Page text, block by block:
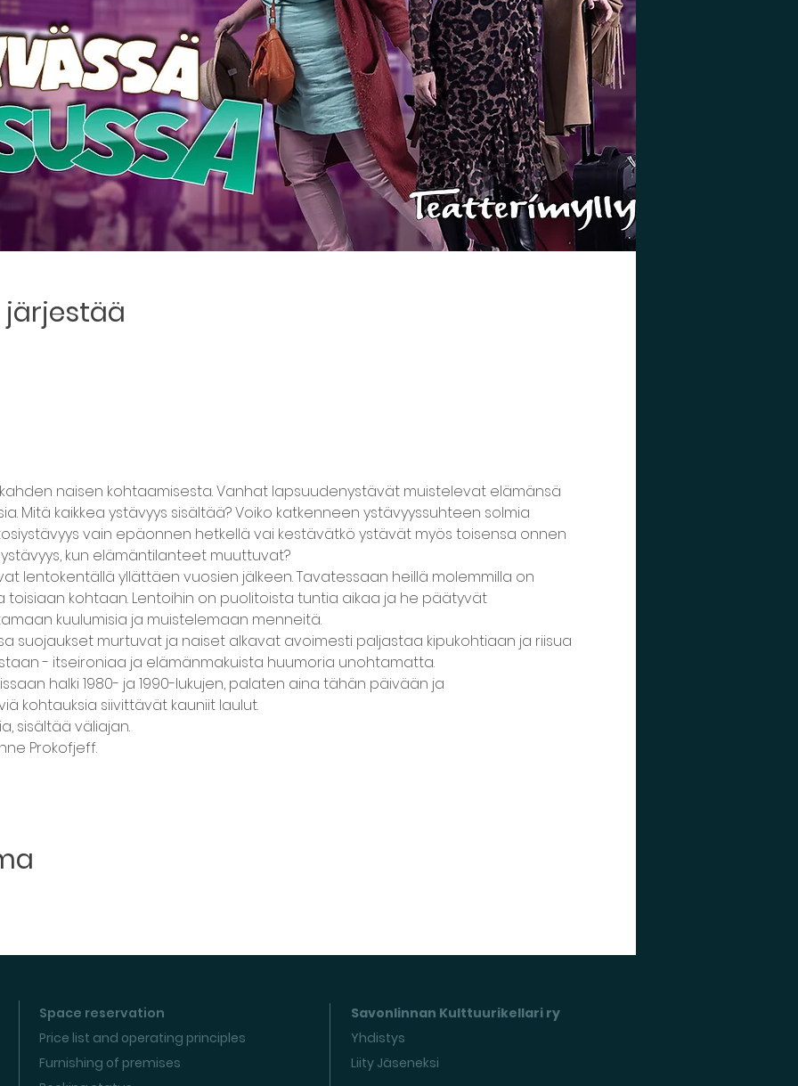
naisen kohtaamisesta. Vanhat lapsuudenystävät muistelevat elämänsä
Mitä kaikkea ystävyys sisältää? Voiko katkenneen ystävyyssuhteen solmia
vain epäonnen hetkellä vai kestävätkö ystävät myös toisensa onnen
kun elämäntilanteet muuttuvat?
lentokentällä yllättäen vuosien jälkeen. Tavatessaan heillä molemmilla on
toisiaan kohtaan. Lentoihin on puolitoista tuntia aikaa ja he päätyvät
kuulumisia ja muistelemaan menneitä.
suojaukset murtuvat ja naiset alkavat avoimesti paljastaa kipukohtiaan ja riisua
- itseironiaa ja elämänmakuista huumoria unohtamatta.
halki 1980- ja 1990-lukujen, palaten aina tähän päivään ja
kohtauksia siivittävät kauniit laulut.
sisältää väliajan.
Prokofjeff.
Space reservation
Price list and operating principles
Furnishing of premises
Savonlinnan Kulttuurikellari ry
Yhdistys
Liity Jäseneksi